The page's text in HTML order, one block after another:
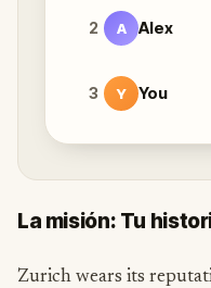
2 A Alex
3 Y You
La misión: Tu
Zurich wears its